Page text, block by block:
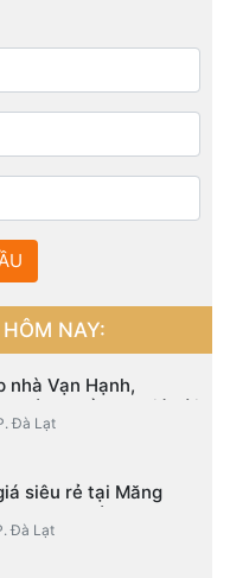
NAY:
nhà Vạn Hạnh,
Đà Lạt đầu tư giá hời
Đà Lạt
siêu rẻ tại Măng
7 – TP. Đà Lạt
Đà Lạt